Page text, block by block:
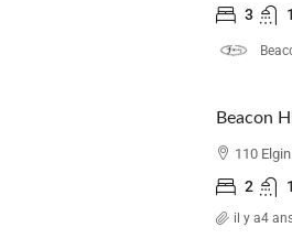
3
110
2
il y a4